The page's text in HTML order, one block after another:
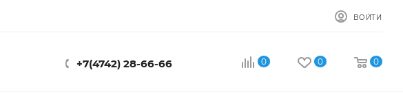
ВОЙТИ
+7(4742) 28-66-66 0 0 0